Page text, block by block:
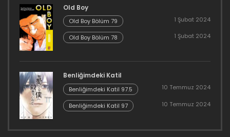
Old Boy
Old Boy Bölüm 79 1 Şubat 2024
Old Boy Bölüm 78 1 Şubat 2024
Benliğimdeki Katil
Benliğimdeki Katil 97.5 10 Temmuz 2024
Benliğimdeki Katil 97 10 Temmuz 2024